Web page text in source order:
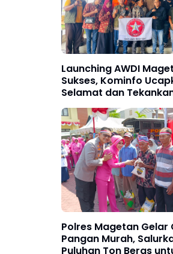
Launching AWDI
Sukses, Kominfo
Selamat dan
Profesionalisme
Polres Magetan Gelar
Pangan Murah,
Puluhan Ton Beras